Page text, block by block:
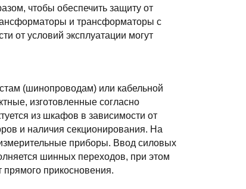
чтобы обеспечить защиту от
и трансформаторы с
от условий эксплуатации могут
(шинопроводам) или кабельной
изготовленные согласно
из шкафов в зависимости от
и наличия секционирования. На
приборы. Ввод силовых
шинных переходов, при этом
прикосновения.